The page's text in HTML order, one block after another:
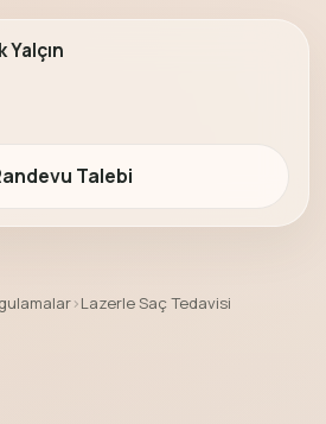
Yalçın
Talebi
›Lazerle Saç Tedavisi